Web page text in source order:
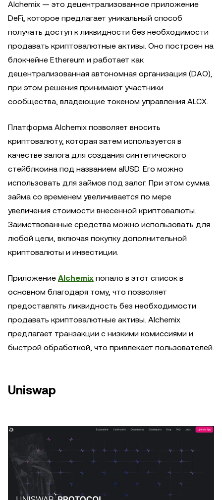
Alchemix — это децентрализованное приложение
DeFi, которое предлагает уникальный способ
получать доступ к ликвидности без необходимости
продавать криптовалютные активы. Оно построен на
блокчейне Ethereum и работает как
децентрализованная автономная организация (DAO),
при этом решения принимают участники
сообщества, владеющие токеном управления ALCX.
Платформа Alchemix позволяет вносить
криптовалюту, которая затем используется в
качестве залога для создания синтетического
стейблкоина под названием alUSD. Его можно
использовать для займов под залог. При этом сумма
займа со временем увеличивается по мере
увеличения стоимости внесенной криптовалюты.
Заимствованные средства можно использовать для
любой цели, включая покупку дополнительной
криптовалюты и инвестиции.
Приложение Alchemix попало в этот список в
основном благодаря тому, что позволяет
предоставлять ликвидность без необходимости
продавать криптовалютные активы. Alchemix
предлагает транзакции с низкими комиссиями и
быстрой обработкой, что привлекает пользователей.
Uniswap